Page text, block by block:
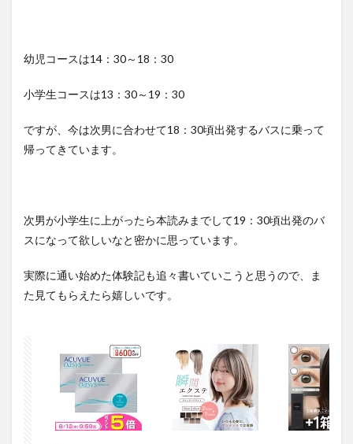
幼児コースは14：30～18：30
小学生コースは13：30～19：30
ですが、今は次男に合わせて18：30頃出発するバスに乗って
帰ってきています。
次男が小学生に上がったら本読みまでして19：30頃出発のバ
スになって欲しいなと密かに思っています。
実際に通い始めた体験記も追々書いていこうと思うので、ま
た見てもらえたら嬉しいです。